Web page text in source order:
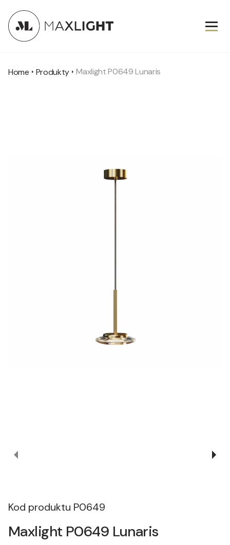
Home Produkty Maxlight P0649 Lunaris
Kod produktu P0649
Maxlight P0649 Lunaris